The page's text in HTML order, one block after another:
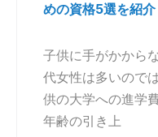
めの資格5選を紹介
子供に手がかから
代女性は多いので
供の大学への進学
年齢の引き上